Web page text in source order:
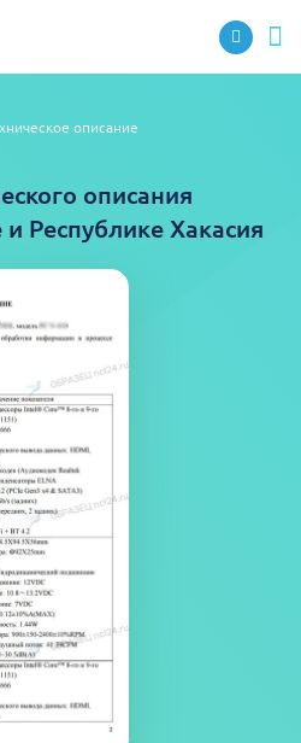
описание
описания
Республике Хакасия